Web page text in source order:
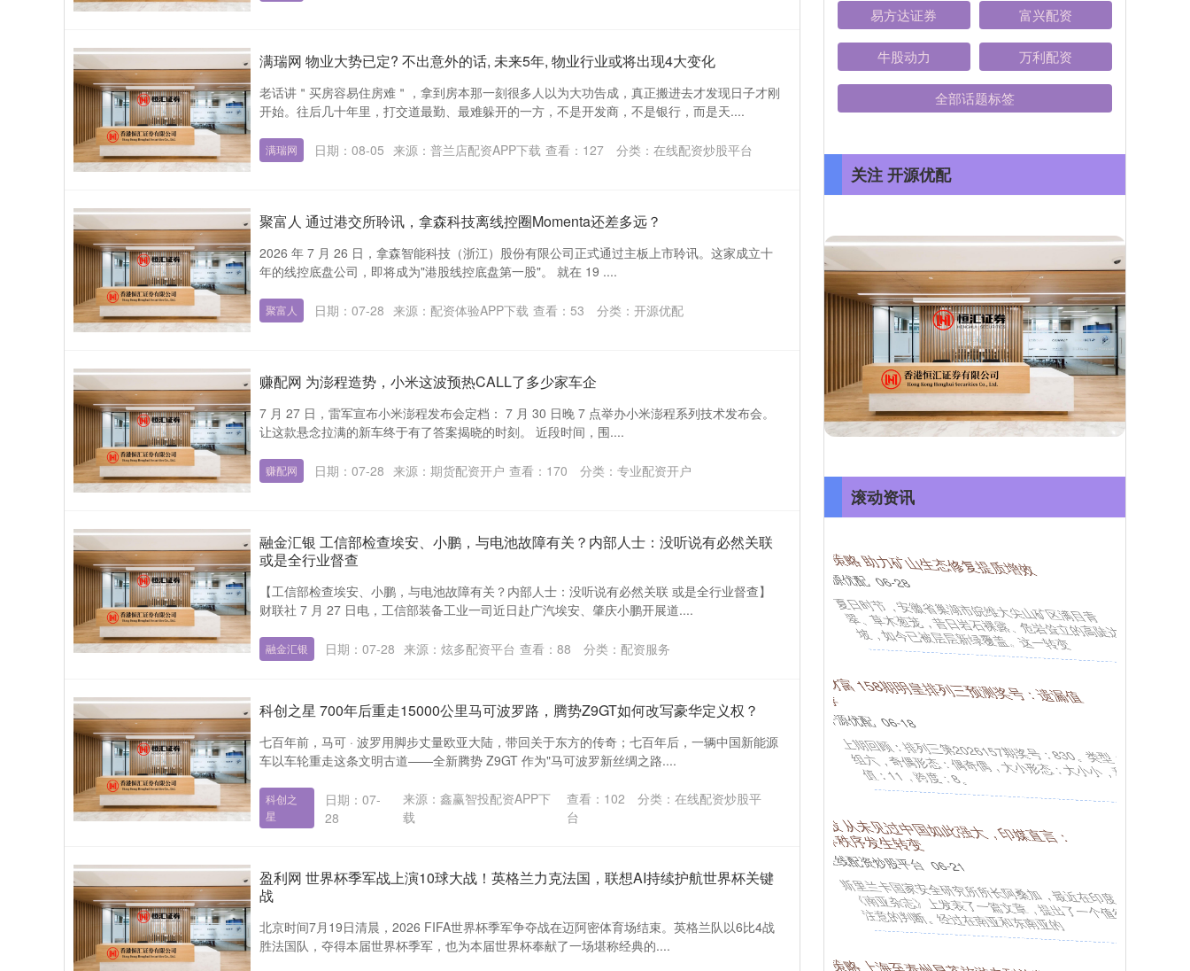
满瑞网 物业大势已定? 不出意外的话, 未来5年, 物业行业或将出现4大变化
老话讲＂买房容易住房难＂，拿到房本那一刻很多人以为大功告成，真正搬进去才发现日子才刚
开始。往后几十年里，打交道最勤、最难躲开的一方，不是开发商，不是银行，而是天....
满瑞网 日期：08-05 来源：普兰店配资APP下载 查看： 127 分类： 在线配资炒股平台
聚富人 通过港交所聆讯，拿森科技离线控圈Momenta还差多远？
2026 年 7 月 26 日，拿森智能科技（浙江）股份有限公司正式通过主板上市聆讯。这家成立十
年的线控底盘公司，即将成为"港股线控底盘第一股"。 就在 19 ....
聚富人 日期：07-28 来源：配资体验APP下载 查看： 53 分类： 开源优配
赚配网 为澎程造势，小米这波预热CALL了多少家车企
7 月 27 日，雷军宣布小米澎程发布会定档： 7 月 30 日晚 7 点举办小米澎程系列技术发布会。
让这款悬念拉满的新车终于有了答案揭晓的时刻。 近段时间，围....
赚配网 日期：07-28 来源：期货配资开户 查看： 170 分类： 专业配资开户
融金汇银 工信部检查埃安、小鹏，与电池故障有关？内部人士：没听说有必然关联
或是全行业督查
【工信部检查埃安、小鹏，与电池故障有关？内部人士：没听说有必然关联 或是全行业督查】
财联社 7 月 27 日电，工信部装备工业一司近日赴广汽埃安、肇庆小鹏开展道....
融金汇银 日期：07-28 来源：炫多配资平台 查看： 88 分类： 配资服务
科创之星 700年后重走15000公里马可波罗路，腾势Z9GT如何改写豪华定义权？
七百年前，马可 · 波罗用脚步丈量欧亚大陆，带回关于东方的传奇；七百年后，一辆中国新能源
车以车轮重走这条文明古道——全新腾势 Z9GT 作为"马可波罗新丝绸之路....
科创之
星
日期：07-
28
来源：鑫赢智投配资APP下
载
查看： 102 分类：在线配资炒股平
台
盈利网 世界杯季军战上演10球大战！英格兰力克法国，联想AI持续护航世界杯关键
战
北京时间7月19日清晨，2026 FIFA世界杯季军争夺战在迈阿密体育场结束。英格兰队以6比4战
胜法国队，夺得本届世界杯季军，也为本届世界杯奉献了一场堪称经典的....
易方达证券 富兴配资
牛股动力 万利配资
全部话题标签
关注 开源优配
滚动资讯
牛在线 行业周报小金属指数涨312%, 跑赢上
证指数243%
配资服务
05-08
本周行情回顾： 2025年7月14日-2025年7月18日，
上证指数涨0.69%，报3534.48点。创业板指涨3.17